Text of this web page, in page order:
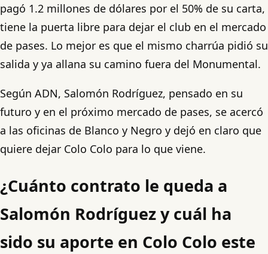
pagó 1.2 millones de dólares por el 50% de su carta,
tiene la puerta libre para dejar el club en el mercado
de pases. Lo mejor es que el mismo charrúa pidió su
salida y ya allana su camino fuera del Monumental.
Según ADN, Salomón Rodríguez, pensado en su
futuro y en el próximo mercado de pases, se acercó
a las oficinas de Blanco y Negro y dejó en claro que
quiere dejar Colo Colo para lo que viene.
¿Cuánto contrato le queda a
Salomón Rodríguez y cuál ha
sido su aporte en Colo Colo este